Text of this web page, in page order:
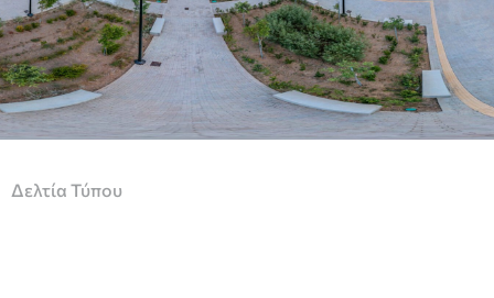
Δελτία Τύπου